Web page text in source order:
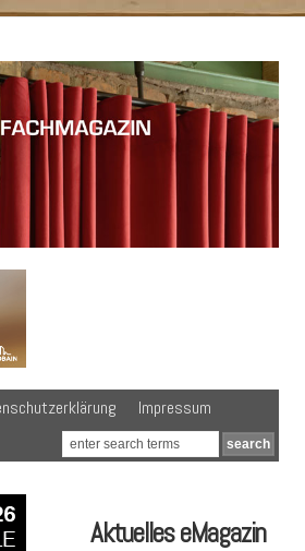
Impressum
Aktuelles eMagazin